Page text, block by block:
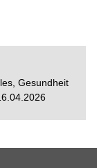
Gesundheit